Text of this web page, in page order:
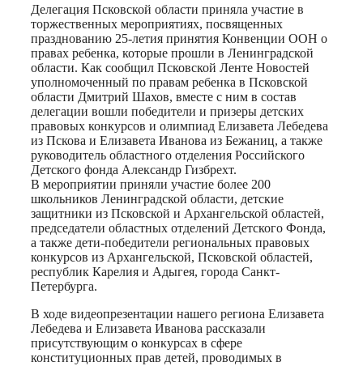
Делегация Псковской области приняла участие в
торжественных мероприятиях, посвященных
празднованию 25-летия принятия Конвенции ООН о
правах ребенка, которые прошли в Ленинградской
области. Как сообщил Псковской Ленте Новостей
уполномоченный по правам ребенка в Псковской
области Дмитрий Шахов, вместе с ним в состав
делегации вошли победители и призеры детских
правовых конкурсов и олимпиад Елизавета Лебедева
из Пскова и Елизавета Иванова из Бежаниц, а также
руководитель областного отделения Российского
Детского фонда Александр Гизбрехт.
В мероприятии приняли участие более 200
школьников Ленинградской области, детские
защитники из Псковской и Архангельской областей,
председатели областных отделений Детского Фонда,
а также дети-победители региональных правовых
конкурсов из Архангельской, Псковской областей,
республик Карелия и Адыгея, города Санкт-
Петербурга.
В ходе видеопрезентации нашего региона Елизавета
Лебедева и Елизавета Иванова рассказали
присутствующим о конкурсах в сфере
конституционных прав детей, проводимых в